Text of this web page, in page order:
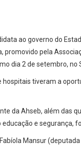
ao governo do
pela
dia 2 de setembro, no
hospitais tiveram a
da Ahseb, além das
e segurança,
Mansur